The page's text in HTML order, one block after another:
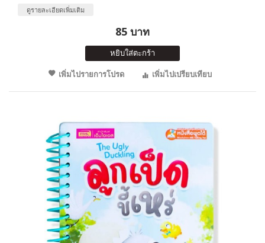
ดูรายละเอียดเพิ่มเติม
85 บาท
หยิบใส่ตะกร้า
เพิ่มไปรายการโปรด
เพิ่มไปเปรียบเทียบ